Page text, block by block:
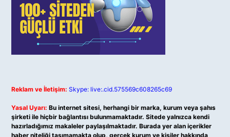
Reklam ve İletişim: Skype: live:.cid.575569c608265c69
Yasal Uyarı: Bu internet sitesi, herhangi bir marka, kurum veya şahıs
şirketi ile hiçbir bağlantısı bulunmamaktadır. Sitede yalnızca kendi
hazırladığımız makaleler paylaşılmaktadır. Burada yer alan içerikler
haber niteliği taşımamakta olup, gerçek kurum ve kişiler hakkında